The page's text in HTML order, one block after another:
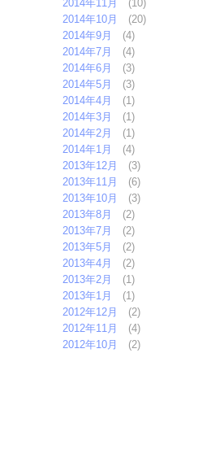
2014年11月
(10)
2014年10月
(20)
2014年9月
(4)
2014年7月
(4)
2014年6月
(3)
2014年5月
(3)
2014年4月
(1)
2014年3月
(1)
2014年2月
(1)
2014年1月
(4)
2013年12月
(3)
2013年11月
(6)
2013年10月
(3)
2013年8月
(2)
2013年7月
(2)
2013年5月
(2)
2013年4月
(2)
2013年2月
(1)
2013年1月
(1)
2012年12月
(2)
2012年11月
(4)
2012年10月
(2)